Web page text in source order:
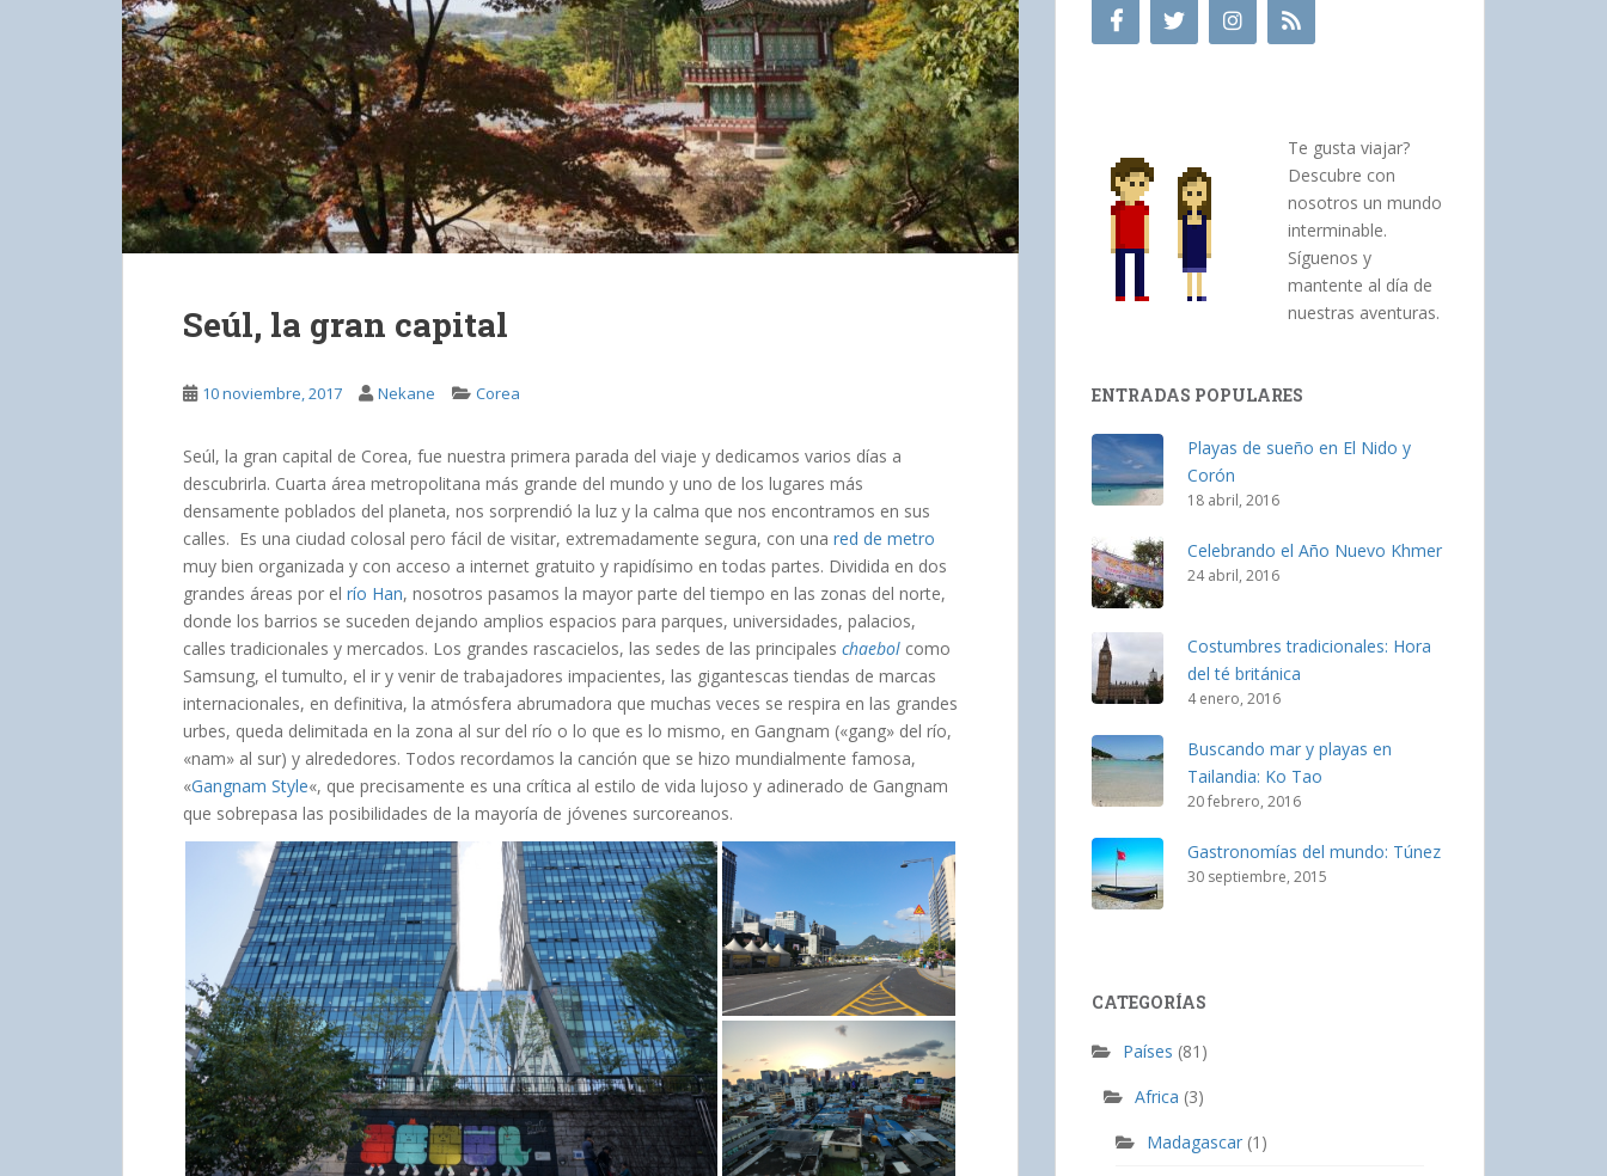
Seúl, la gran capital
10 noviembre, 2017 Nekane Corea
Seúl, la gran capital de Corea, fue nuestra primera parada del viaje y dedicamos varios días a
descubrirla. Cuarta área metropolitana más grande del mundo y uno de los lugares más
densamente poblados del planeta, nos sorprendió la luz y la calma que nos encontramos en sus
calles. Es una ciudad colosal pero fácil de visitar, extremadamente segura, con una red de metro
muy bien organizada y con acceso a internet gratuito y rapidísimo en todas partes. Dividida en dos
grandes áreas por el río Han, nosotros pasamos la mayor parte del tiempo en las zonas del norte,
donde los barrios se suceden dejando amplios espacios para parques, universidades, palacios,
calles tradicionales y mercados. Los grandes rascacielos, las sedes de las principales chaebol como
Samsung, el tumulto, el ir y venir de trabajadores impacientes, las gigantescas tiendas de marcas
internacionales, en definitiva, la atmósfera abrumadora que muchas veces se respira en las grandes
urbes, queda delimitada en la zona al sur del río o lo que es lo mismo, en Gangnam («gang» del río,
«nam» al sur) y alrededores. Todos recordamos la canción que se hizo mundialmente famosa,
«Gangnam Style«, que precisamente es una crítica al estilo de vida lujoso y adinerado de Gangnam
que sobrepasa las posibilidades de la mayoría de jóvenes surcoreanos.
Te gusta viajar?
Descubre con
nosotros un mundo
interminable.
Síguenos y
mantente al día de
nuestras aventuras.
ENTRADAS POPULARES
Playas de sueño en El Nido y
Corón
18 abril, 2016
Celebrando el Año Nuevo Khmer
24 abril, 2016
Costumbres tradicionales: Hora
del té británica
4 enero, 2016
Buscando mar y playas en
Tailandia: Ko Tao
20 febrero, 2016
Gastronomías del mundo: Túnez
30 septiembre, 2015
CATEGORÍAS
Países (81)
Africa (3)
Madagascar (1)